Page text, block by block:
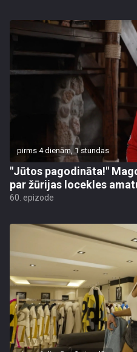
pirms 4 dienām, 1 stundas
"Jūtos pagodināta!"
par žūrijas locekles
60. epizode